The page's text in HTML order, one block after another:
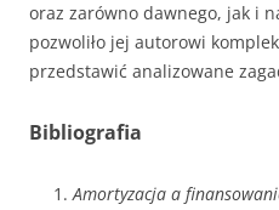
oraz zarówno dawnego, jak i
pozwoliło jej autorowi
przedstawić analizowane
Bibliografia
Amortyzacja a